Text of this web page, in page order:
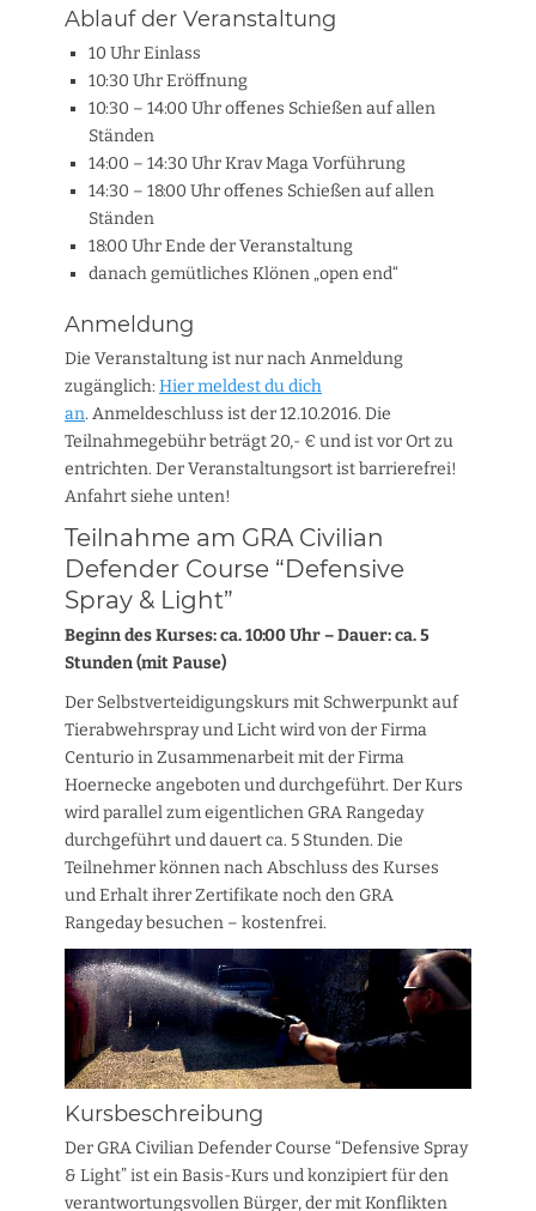
Ablauf der Veranstaltung
10 Uhr Einlass
10:30 Uhr Eröffnung
10:30 – 14:00 Uhr offenes Schießen auf allen
Ständen
14:00 – 14:30 Uhr Krav Maga Vorführung
14:30 – 18:00 Uhr offenes Schießen auf allen
Ständen
18:00 Uhr Ende der Veranstaltung
danach gemütliches Klönen „open end“
Anmeldung
Die Veranstaltung ist nur nach Anmeldung
zugänglich: Hier meldest du dich
an. Anmeldeschluss ist der 12.10.2016. Die
Teilnahmegebühr beträgt 20,- € und ist vor Ort zu
entrichten. Der Veranstaltungsort ist barrierefrei!
Anfahrt siehe unten!
Teilnahme am GRA Civilian
Defender Course “Defensive
Spray & Light”
Beginn des Kurses: ca. 10:00 Uhr – Dauer: ca. 5
Stunden (mit Pause)
Der Selbstverteidigungskurs mit Schwerpunkt auf
Tierabwehrspray und Licht wird von der Firma
Centurio in Zusammenarbeit mit der Firma
Hoernecke angeboten und durchgeführt. Der Kurs
wird parallel zum eigentlichen GRA Rangeday
durchgeführt und dauert ca. 5 Stunden. Die
Teilnehmer können nach Abschluss des Kurses
und Erhalt ihrer Zertifikate noch den GRA
Rangeday besuchen – kostenfrei.
Kursbeschreibung
Der GRA Civilian Defender Course “Defensive Spray
& Light” ist ein Basis-Kurs und konzipiert für den
verantwortungsvollen Bürger, der mit Konflikten